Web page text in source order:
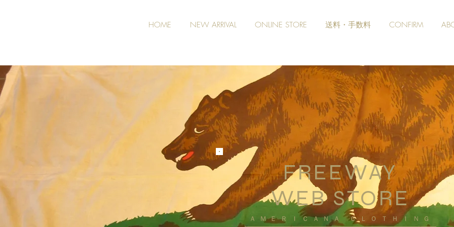
HOME NEW ARRIVAL ONLINE STORE 送料・手数料 CONFIRM
FREEWAY
WEB STORE
​ＡＭＥＲＩＣＡＮＡ ＣＬＯＴＨＩＮＧ